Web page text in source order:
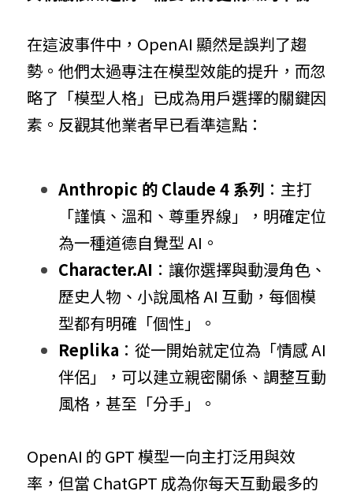
在這波事件中，OpenAI 顯然是誤判了趨
勢。他們太過專注在模型效能的提升，而忽
略了「模型人格」已成為用戶選擇的關鍵因
素。反觀其他業者早已看準這點：
Anthropic 的 Claude 4 系列 ：主打
「謹慎、溫和、尊重界線」，明確定位
為一種道德自覺型 AI。
Character.AI ：讓你選擇與動漫角色、
歷史人物、小說風格 AI 互動，每個模
型都有明確「個性」。
Replika ：從一開始就定位為「情感 AI
伴侶」，可以建立親密關係、調整互動
風格，甚至「分手」。
OpenAI 的 GPT 模型一向主打泛用與效
率，但當 ChatGPT 成為你每天互動最多的